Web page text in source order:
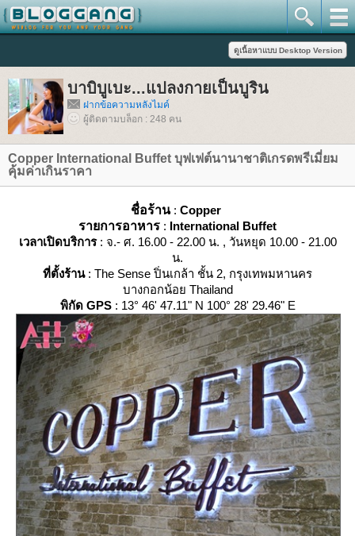
บาบิบูเบะ...แปลงกายเป็นบูริน
ฝากข้อความหลังไมค์
ผู้ติดตามบล็อก : 248 คน
Copper International Buffet บุฟเฟต์นานาชาติเกรดพรีเมี่ยม
คุ้มค่าเกินราคา
ชื่อร้าน: Copper
รายการอาหาร : International Buffet
เวลาเปิดบริการ: จ.- ศ. 16.00 - 22.00 น. , วันหยุด 10.00 - 21.00
น.
ที่ตั้งร้าน: The Sense ปิ่นเกล้า ชั้น 2, กรุงเทพมหานคร
บางกอกน้อย Thailand
พิกัด GPS: 13° 46' 47.11" N 100° 28' 29.46" E